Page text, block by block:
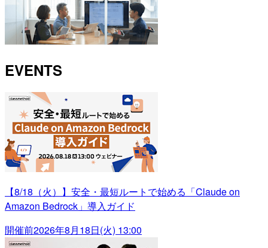
EVENTS
【8/18（火）】安全・最短ルートで始める「Claude on
Amazon Bedrock」導入ガイド
開催前2026年8月18日(火) 13:00